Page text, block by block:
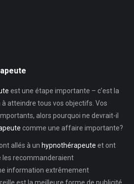
est une étape importante – c’est la
atteindre tous vos objectifs. Vos
alors pourquoi ne devrait-il
comme une affaire importante?
allés à un hypnothérapeute et ont
les recommanderaient
information extrêmement